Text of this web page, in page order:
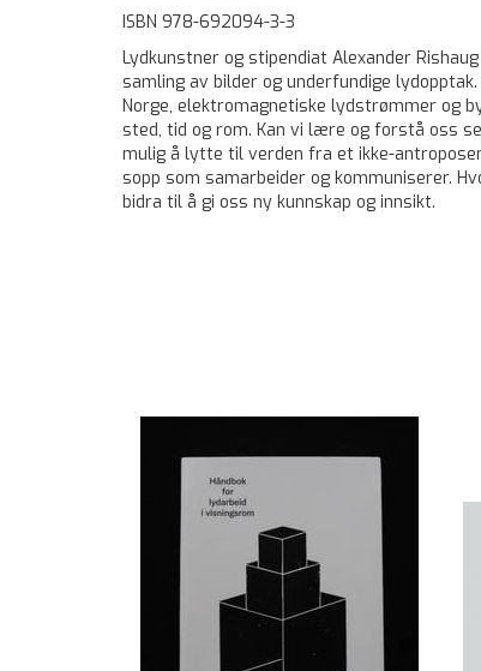
ISBN 978-692094-3-3
Lydkunstner og stipendiat Alexander
samling av bilder og underfundige
Norge, elektromagnetiske lydstrømmer og
sted, tid og rom. Kan vi lære og forstå oss
mulig å lytte til verden fra et ikke-
sopp som samarbeider og kommuniserer.
bidra til å gi oss ny kunnskap og innsikt.